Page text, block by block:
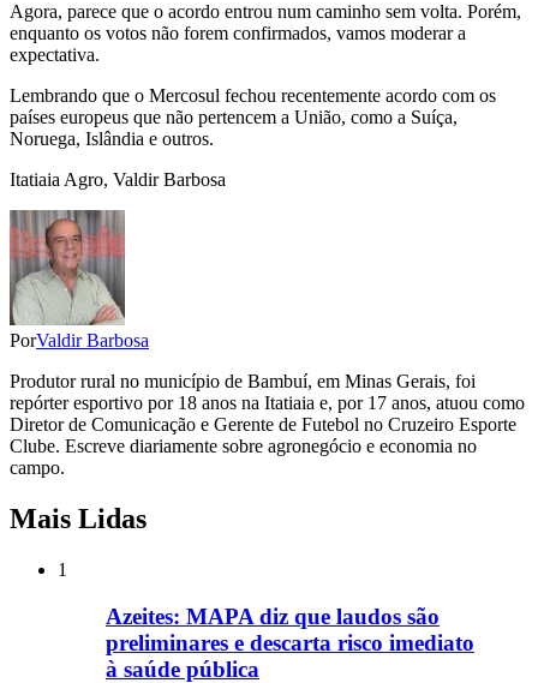
Agora, parece que o acordo entrou num caminho sem volta. Porém,
enquanto os votos não forem confirmados, vamos moderar a
expectativa.
Lembrando que o Mercosul fechou recentemente acordo com os
países europeus que não pertencem a União, como a Suíça,
Noruega, Islândia e outros.
Itatiaia Agro, Valdir Barbosa
PorValdir Barbosa
Produtor rural no município de Bambuí, em Minas Gerais, foi
repórter esportivo por 18 anos na Itatiaia e, por 17 anos, atuou como
Diretor de Comunicação e Gerente de Futebol no Cruzeiro Esporte
Clube. Escreve diariamente sobre agronegócio e economia no
campo.
Mais Lidas
1
Azeites: MAPA diz que laudos são
preliminares e descarta risco imediato
à saúde pública